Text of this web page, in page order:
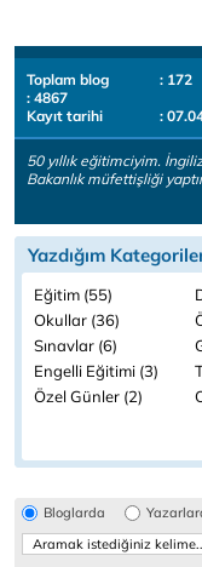
Toplam blog
: 172
: 4867
Kayıt tarihi
:
50 yıllık eğitimciyim.
Bakanlık müfettişliği
Yazdığım
Eğitim (55)
Okullar (36)
Sınavlar (6)
Engelli Eğitimi (3)
Özel Günler (2)
Bloglarda